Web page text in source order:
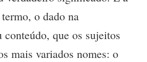
o dado na
conteúdo, que os sujeitos
mais variados nomes: o